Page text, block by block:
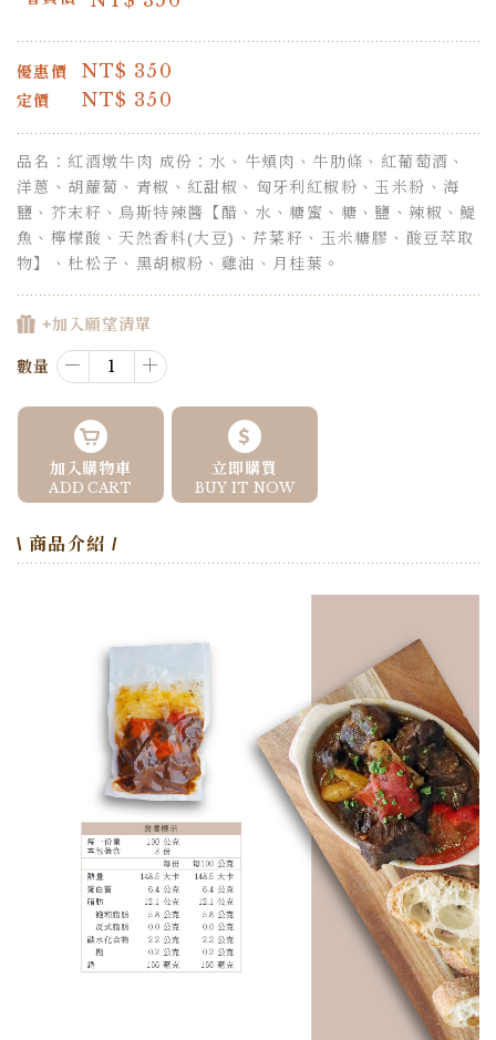
優惠價 NT$ 350
定價 NT$ 350
品名：紅酒燉牛肉 成份：水、牛頰肉、牛肋條、紅葡萄酒、
洋蔥、胡蘿蔔、青椒、紅甜椒、匈牙利紅椒粉、玉米粉、海
鹽、芥末籽、烏斯特辣醬【醋、水、糖蜜、糖、鹽、辣椒、鯷
魚、檸檬酸、天然香料(大豆)、芹菜籽、玉米糖膠、酸豆萃取
物】、杜松子、黑胡椒粉、雞油、月桂葉。
+加入願望清單
數量 － ＋
加入購物車
ADD CART
立即購買
BUY IT NOW
\ 商品介紹 /